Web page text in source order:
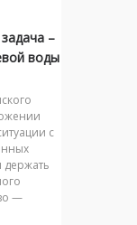
–
воды
с
держать
—